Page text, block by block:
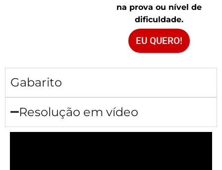
na prova ou nível de
dificuldade.
EU QUERO!
Gabarito
Resolução em vídeo